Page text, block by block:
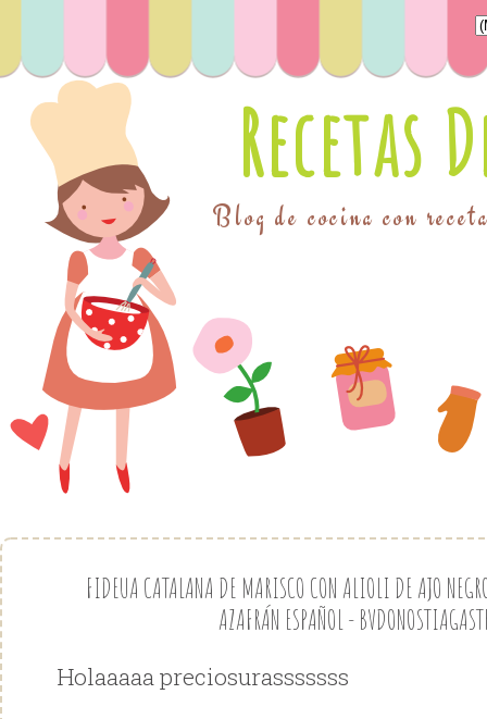
Recetas
Blog de cocina con
FIDEUA CATALANA DE MARISCO CON ALIOLI DE AJO
AZAFRÁN ESPAÑOL -
Holaaaaa preciosurasssssss